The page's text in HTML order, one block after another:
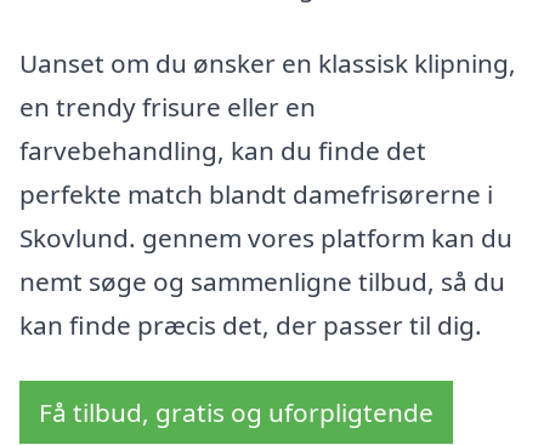
Uanset om du ønsker en klassisk klipning,
en trendy frisure eller en
farvebehandling, kan du finde det
perfekte match blandt damefrisørerne i
Skovlund. gennem vores platform kan du
nemt søge og sammenligne tilbud, så du
kan finde præcis det, der passer til dig.
Få tilbud, gratis og uforpligtende